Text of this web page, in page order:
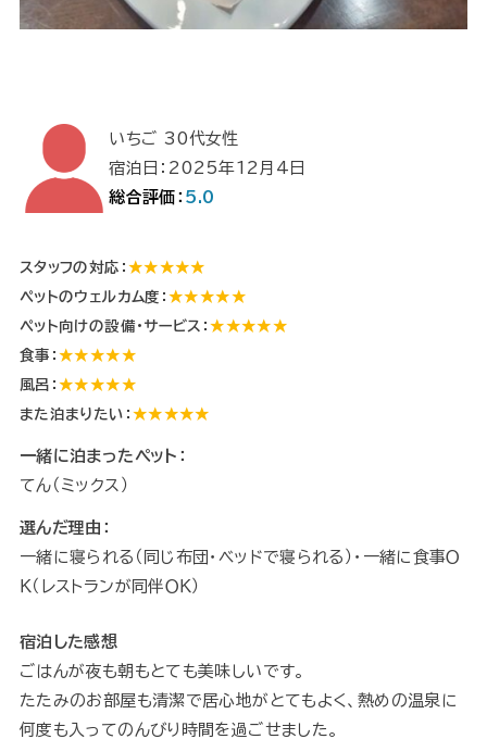
いちご 30代女性
宿泊日：2025年12月4日
総合評価： 5.0
スタッフの対応： ★★★★★
ペットのウェルカム度：★★★★★
ペット向けの設備・サービス：★★★★★
食事：★★★★★
風呂：★★★★★
また泊まりたい： ★★★★★
一緒に泊まったペット：
てん（ミックス）
選んだ理由：
一緒に寝られる（同じ布団・ベッドで寝られる）・一緒に食事Ｏ
Ｋ（レストランが同伴ＯＫ）
宿泊した感想
ごはんが夜も朝もとても美味しいです。
たたみのお部屋も清潔で居心地がとてもよく、熱めの温泉に
何度も入ってのんびり時間を過ごせました。